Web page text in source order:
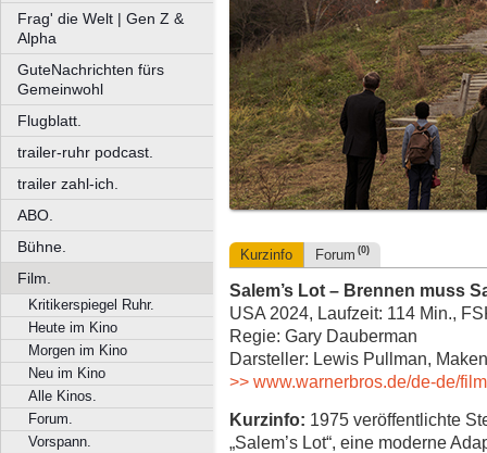
Frag' die Welt | Gen Z &
Alpha
GuteNachrichten fürs
Gemeinwohl
Flugblatt.
trailer-ruhr podcast.
trailer zahl-ich.
ABO.
Bühne.
Film.
Kritikerspiegel Ruhr.
Heute im Kino
Morgen im Kino
Neu im Kino
Alle Kinos.
Forum.
Vorspann.
Kurzinfo Forum (0)
Salem’s Lot – Brennen muss
USA 2024, Laufzeit: 114 Min.,
Regie: Gary Dauberman
Darsteller: Lewis Pullman,
>> www.warnerbros.de/de-de/
Kurzinfo: 1975 veröffentlichte
„Salem’s Lot“, eine moderne